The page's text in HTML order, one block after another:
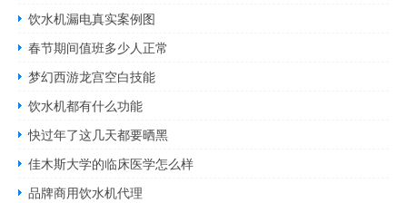
饮水机漏电真实案例图
春节期间值班多少人正常
梦幻西游龙宫空白技能
饮水机都有什么功能
快过年了这几天都要晒黑
佳木斯大学的临床医学怎么样
品牌商用饮水机代理